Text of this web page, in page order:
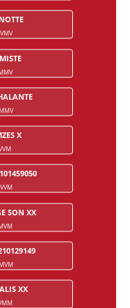
X
SON XX
XX